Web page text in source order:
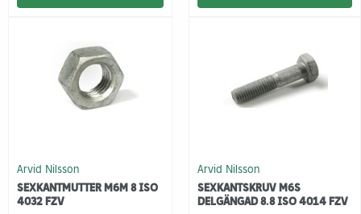
Arvid Nilsson
SEXKANTMUTTER M6M 8 ISO
4032 FZV
Arvid Nilsson
SEXKANTSKRUV M6S
DELGÄNGAD 8.8 ISO 4014 FZV